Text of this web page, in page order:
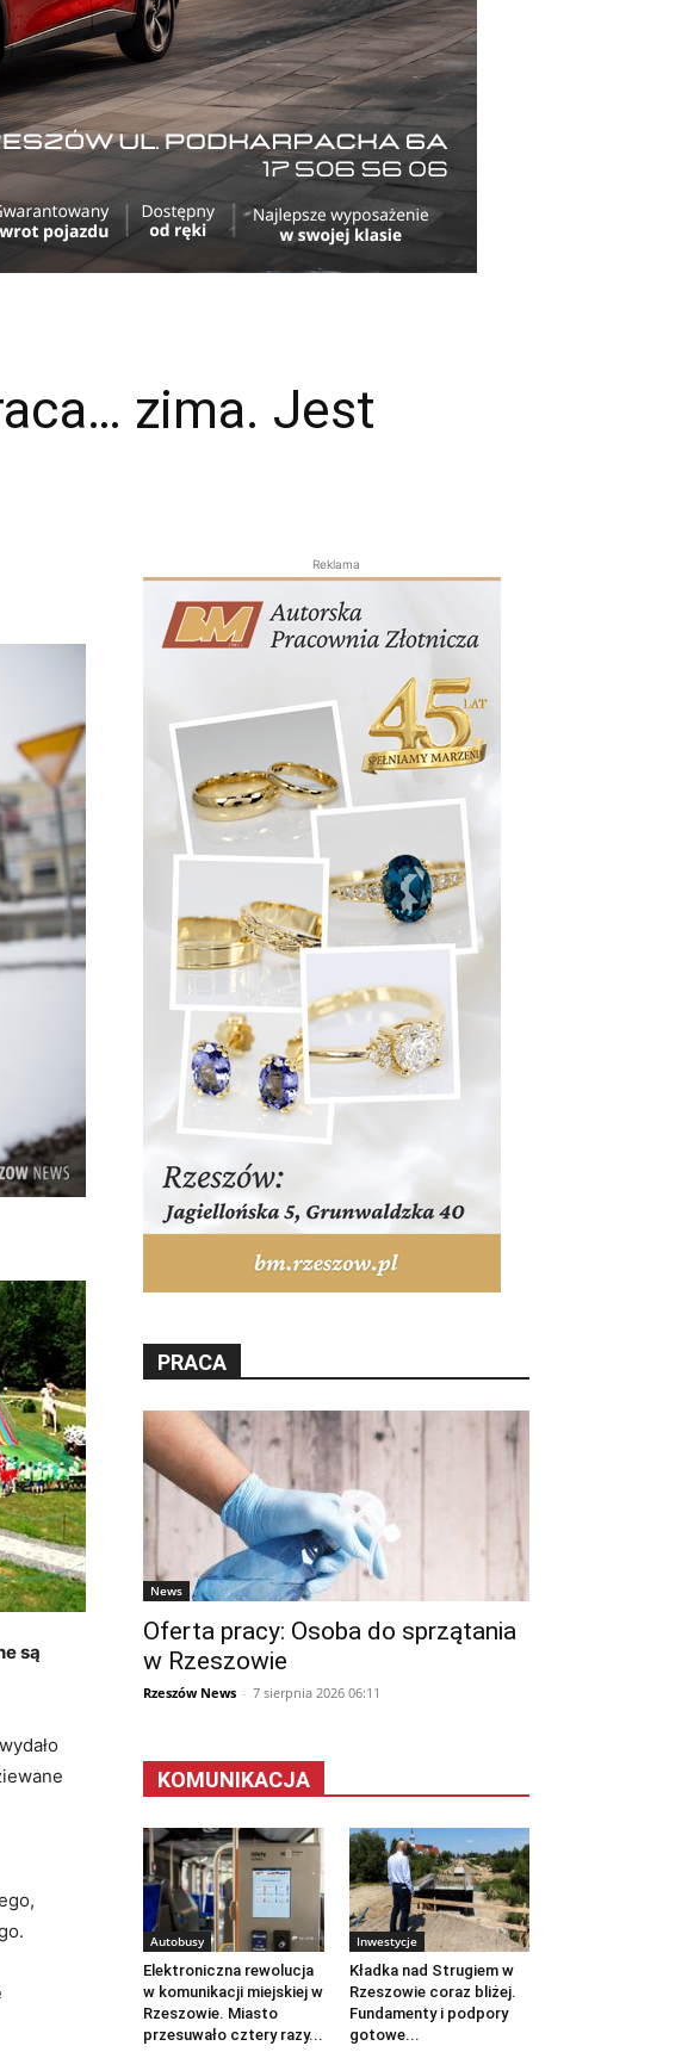
zima. Jest
są
Reklama
PRACA
News
Oferta pracy: Osoba do sprzątania
w Rzeszowie
Rzeszów News - 7 sierpnia 2026 06:11
KOMUNIKACJA
Autobusy
Elektroniczna rewolucja
w komunikacji miejskiej w
Rzeszowie. Miasto
przesuwało cztery razy...
Inwestycje
Kładka nad Strugiem w
Rzeszowie coraz bliżej.
Fundamenty i podpory
gotowe...